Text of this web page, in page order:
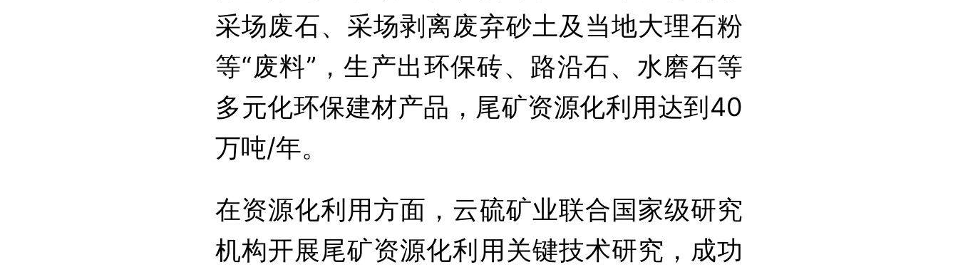
采场废石、采场剥离废弃砂土及当地大理石粉
等“废料”，生产出环保砖、路沿石、水磨石等
多元化环保建材产品，尾矿资源化利用达到40
万吨/年。
在资源化利用方面，云硫矿业联合国家级研究
机构开展尾矿资源化利用关键技术研究，成功